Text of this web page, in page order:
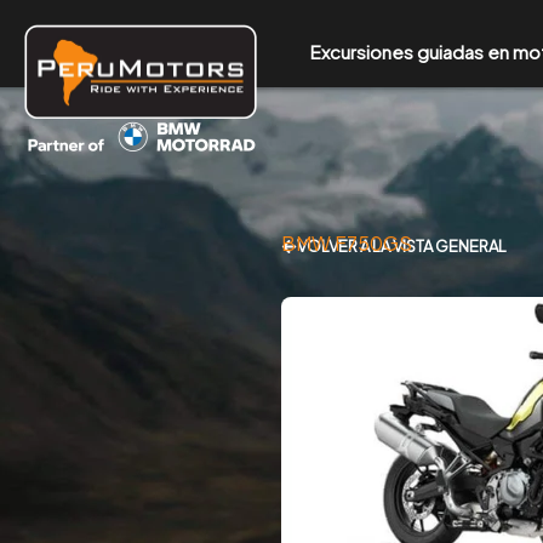
contenido
Excursiones guiadas en
VOLVER A LA VISTA GENERAL
BMW F750GS